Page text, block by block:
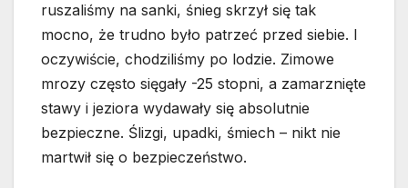
ruszaliśmy na sanki, śnieg skrzył się tak
mocno, że trudno było patrzeć przed siebie. I
oczywiście, chodziliśmy po lodzie. Zimowe
mrozy często sięgały -25 stopni, a zamarznięte
stawy i jeziora wydawały się absolutnie
bezpieczne. Ślizgi, upadki, śmiech – nikt nie
martwił się o bezpieczeństwo.